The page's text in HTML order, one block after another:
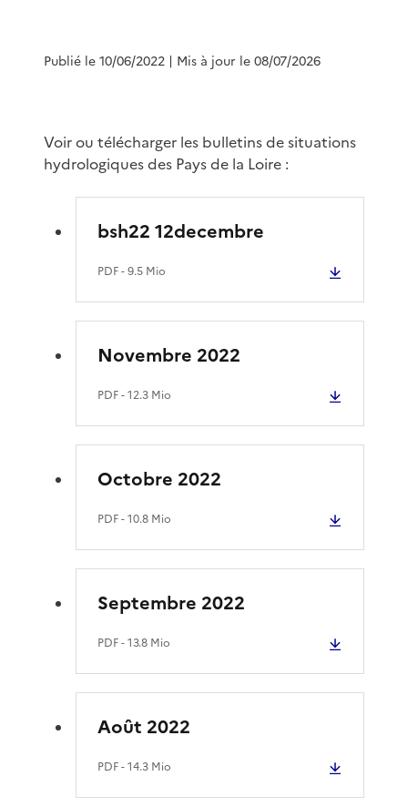
Publié le 10/06/2022 | Mis à jour le 08/07/2026
Voir ou télécharger les bulletins de situations
hydrologiques des Pays de la Loire :
bsh22 12decembre
PDF- 9.5 Mio
Novembre 2022
PDF- 12.3 Mio
Octobre 2022
PDF- 10.8 Mio
Septembre 2022
PDF- 13.8 Mio
Août 2022
PDF- 14.3 Mio